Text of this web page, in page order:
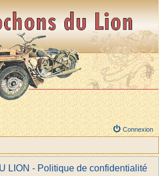
Connexion
LION - Politique de confidentialité